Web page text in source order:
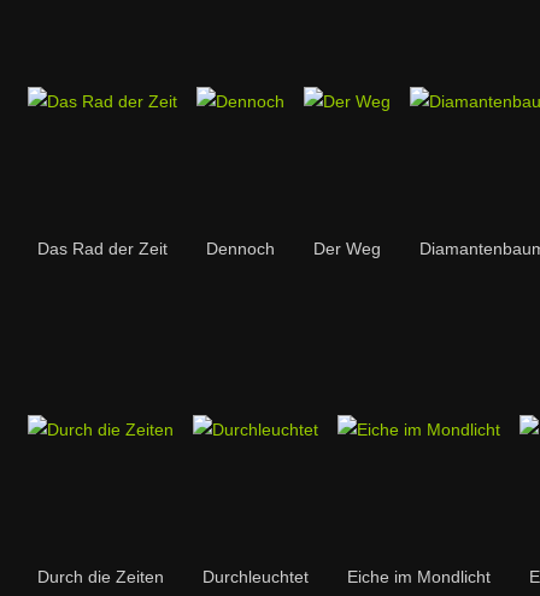
Das Rad der Zeit Dennoch Der Weg
Durch die Zeiten Durchleuchtet Eiche im Mondlicht